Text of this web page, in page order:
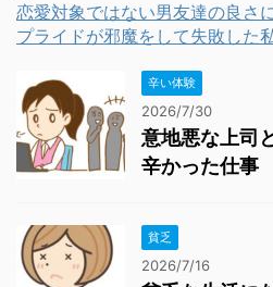
恋愛対象ではない男友達の良さ
プライドが邪魔をして失敗した
辛い体験
2026/7/30
意地悪な上司
辛かった仕事
貧乏
2026/7/16